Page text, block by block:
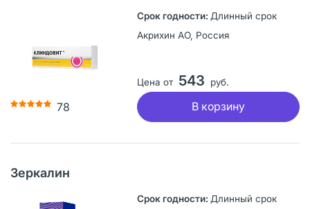
78
Длинный срок
Акрихин АО, Россия
Цена от 543 руб.
В корзину
Зеркалин
Длинный срок